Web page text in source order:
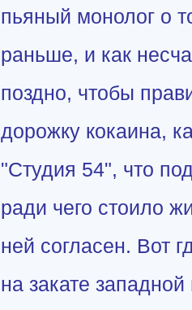
пьяный монолог о
раньше, и как
поздно, чтобы
дорожку кокаина,
"Студия 54", что
ради чего стоило
ней согласен. Вот
на закате